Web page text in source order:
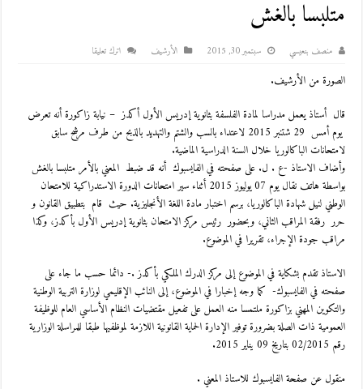
متلبسا بالغش
منصف بنعيسي سبتمبر 30, 2015 اﻷرشيف اترك تعليقا
الصورة من الأرشيف.
قال أستاذ يعمل مدراسا لمادة الفلسفة بثانوية إدريس الأول أكدز – نيابة زاكورة أنه تعرض
يوم أمس 29 شتنبر 2015 لاعتداء بالسب والشتم والتهديد بالذبح من طرف مرشح سابق
لامتحانات الباكالوريا خلال السنة الدراسية الماضية.
وأضاف الاستاذ -ع . ل. على صفحته في الفايسبوك أنه قد ضبط المعني بالأمر متلبسا بالغش
بواسطة هاتف نقال يوم 07 يوليوز 2015 أثناء سير امتحانات الدورة الاستدراكية للامتحان
الوطني لنيل شهادة الباكالوريا، برسم اختبار مادة اللغة الأنجليزية. حيث قام بتطبيق القانون و
حرر رفقة المراقب الثاني، وبحضور رئيس مركز الامتحان بثانوية إدريس الأول بأكدز، وكذا
مراقب جودة الإجراء، تقريرا فيالموضوع.
الاستاذ تقدم بشكاية في الموضوع إلى مركز الدرك الملكي بأكدز .- دائما حسب ما جاء على
صفحته في الفايسبوك- كما وجه إخبارا في الموضوع، إلى النائب الإقليمي لوزارة التربية الوطنية
والتكوين المهني بزاكورة ملتمسا منه العمل على تفعيل مقتضيات النظام الأساسي العام للوظيفة
العمومية ذات الصلة بضرورة توفير الإدارة الحماية القانونية اللازمة لموظفيها طبقا للمراسلة الوزارية
رقم 02/2015 بتاريخ 09 يناير 2015.
منقول عن صفحة الفايسبوك للاستاذ المعني .